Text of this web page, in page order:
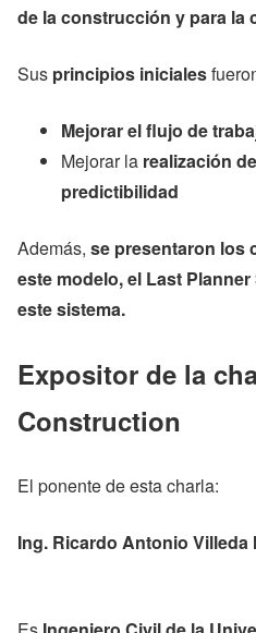
de la construcción y para la
Sus principios iniciales
Mejorar el flujo de
Mejorar la realización
predictibilidad
Además, se presentaron los
este modelo, el Last
este sistema.
Expositor de la
Construction
El ponente de esta charla:
Ing. Ricardo Antonio Villeda